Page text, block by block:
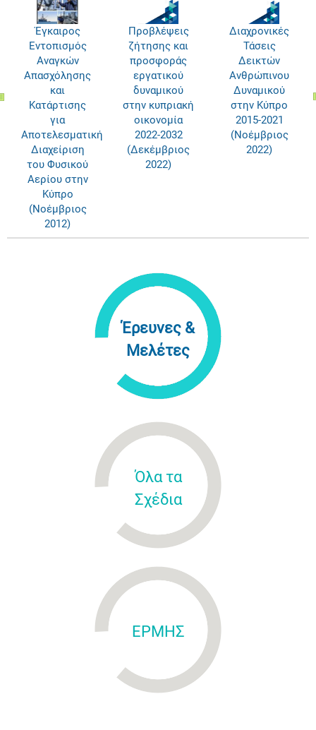
Έγκαιρος
Εντοπισμός
Αναγκών
Απασχόλησης
και
Κατάρτισης
για
Αποτελεσματική
Διαχείριση
του Φυσικού
Αερίου στην
Κύπρο
(Νοέμβριος
2012)
Προβλέψεις
ζήτησης και
προσφοράς
εργατικού
δυναμικού
στην κυπριακή
οικονομία
2022-2032
(Δεκέμβριος
2022)
Διαχρονικές
Τάσεις
Δεικτών
Ανθρώπινου
Δυναμικού
στην Κύπρο
2015-2021
(Νοέμβριος
2022)
Έρευνες &
Μελέτες
Όλα τα
Σχέδια
ΕΡΜΗΣ